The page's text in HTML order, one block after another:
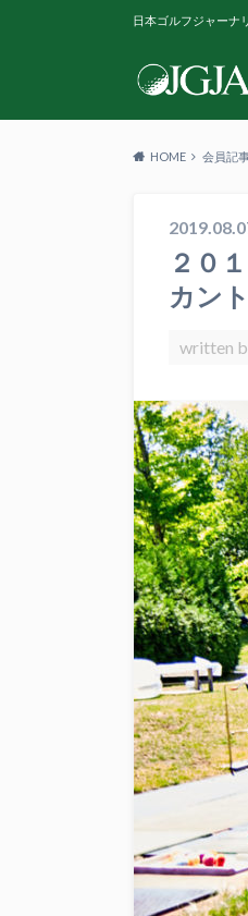
日本ゴルフジャー
HOME 会員記
２０
カン
written